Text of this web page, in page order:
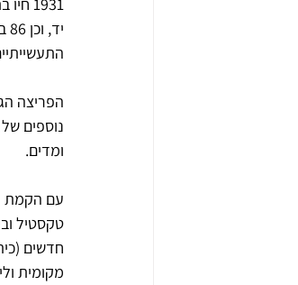
הפריצה
נוספים
ומדים.
עם הקמת
טקסטיל
חדשים
מקומית